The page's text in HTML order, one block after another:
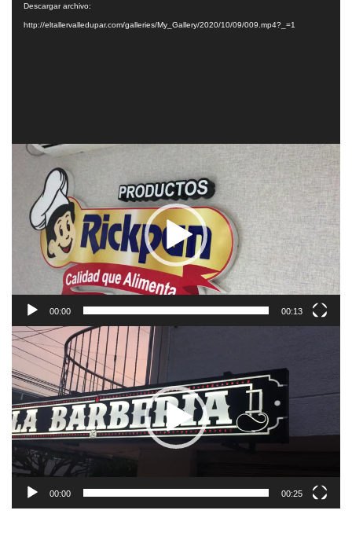
Descargar archivo:
http://eltallervalledupar.com/galleries/My_Gallery/2020/10/09/009.mp4?_=1
Reproductor
de
vídeo
00:00 00:13
00:00 00:25